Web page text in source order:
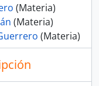
(Materia)
(Materia)
(Materia)